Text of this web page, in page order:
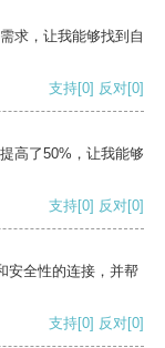
求，让我能够找到自
支持[0] 反对[0]
高了50%，让我能够
支持[0] 反对[0]
安全性的连接，并帮
支持[0] 反对[0]